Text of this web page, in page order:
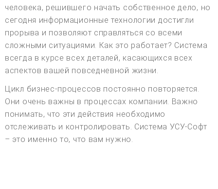
человека, решившего начать собственное дело, но
сегодня информационные технологии достигли
прорыва и позволяют справляться со всеми
сложными ситуациями. Как это работает? Система
всегда в курсе всех деталей, касающихся всех
аспектов вашей повседневной жизни.
Цикл бизнес-процессов постоянно повторяется.
Они очень важны в процессах компании. Важно
понимать, что эти действия необходимо
отслеживать и контролировать. Система УСУ-Софт
– это именно то, что вам нужно.